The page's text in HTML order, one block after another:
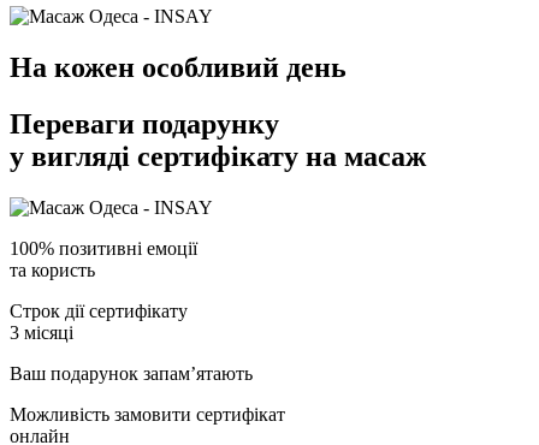
На кожен особливий день
Переваги подарунку
у вигляді сертифікату на масаж
100% позитивні емоції
та користь
Строк дії сертифікату
3 місяці
Ваш подарунок запам’ятають
Можливість замовити сертифікат
онлайн